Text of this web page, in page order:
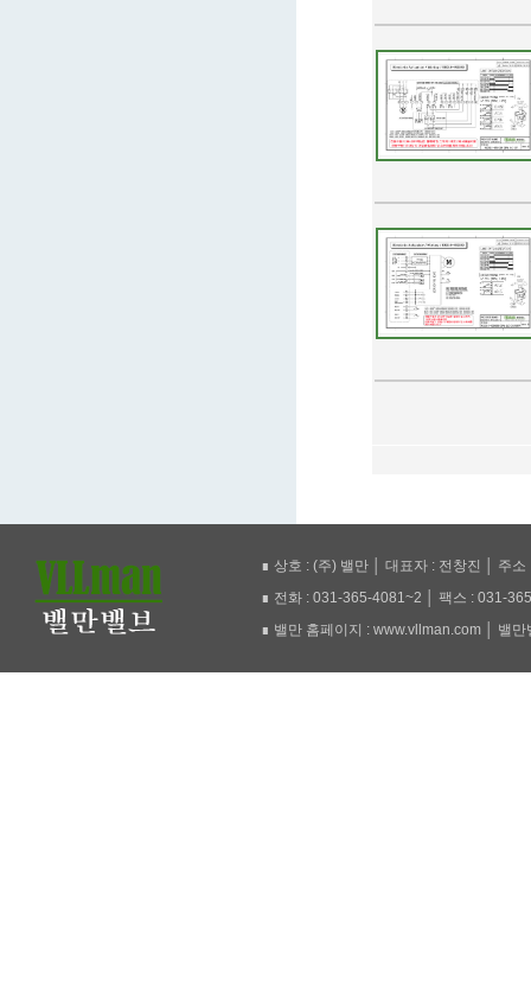
∎ 상호 : (주) 밸만 │ 대표자 : 전창진 │ 주
∎ 전화 : 031-365-4081~2 │ 팩스 : 031-
∎ 밸만 홈페이지 : www.vllman.com │ 밸